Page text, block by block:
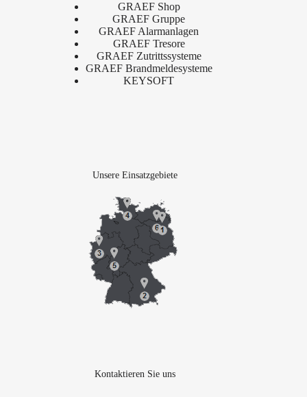
GRAEF Shop
GRAEF Gruppe
GRAEF Alarmanlagen
GRAEF Tresore
GRAEF Zutrittssysteme
GRAEF Brandmeldesysteme
KEYSOFT
Unsere Einsatzgebiete
Kontaktieren Sie uns